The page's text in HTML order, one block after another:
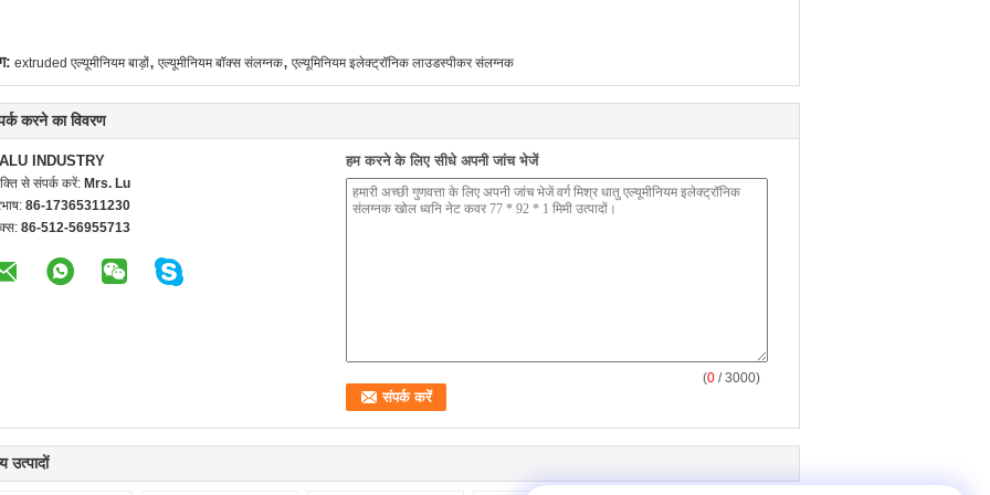
extruded एल्यूमीनियम बाड़ों, एल्यूमीनियम बॉक्स संलग्नक, एल्यूमिनियम इलेक्ट्रॉनिक लाउडस्पीकर संलग्नक
करने का विवरण
INDUSTRY
से संपर्क करें: Mrs. Lu
86-17365311230
86-512-56955713
हम करने के लिए सीधे अपनी जांच भेजें
(0 / 3000)
उत्पादों